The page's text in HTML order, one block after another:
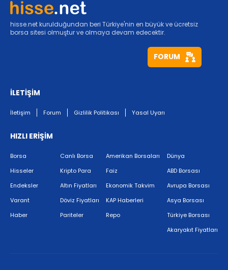
hisse.net kurulduğundan beri Türkiye'nin en büyük ve ücretsiz
borsa sitesi olmuştur ve olmaya devam edecektir.
FORUM
İLETİŞİM
İletişim Forum Gizlilik Politikası Yasal Uyarı
HIZLI ERİŞİM
Borsa
Hisseler
Endeksler
Varant
Haber
Canlı Borsa
Kripto Para
Altın Fiyatları
Döviz Fiyatları
Pariteler
Amerikan Borsaları
Faiz
Ekonomik Takvim
KAP Haberleri
Repo
Dünya
ABD Borsası
Avrupa Borsası
Asya Borsası
Türkiye Borsası
Akaryakıt Fiyatları